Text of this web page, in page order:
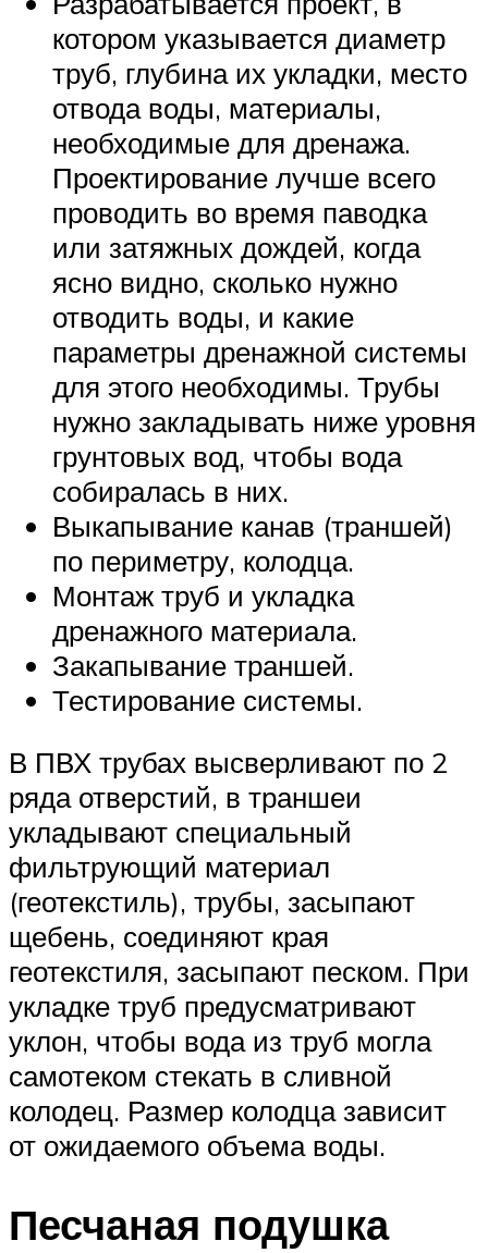
котором указывается диаметр
труб, глубина их укладки, место
отвода воды, материалы,
необходимые для дренажа.
Проектирование лучше всего
проводить во время паводка
или затяжных дождей, когда
ясно видно, сколько нужно
отводить воды, и какие
параметры дренажной системы
для этого необходимы. Трубы
нужно закладывать ниже уровня
грунтовых вод, чтобы вода
собиралась в них.
Выкапывание канав (траншей)
по периметру, колодца.
Монтаж труб и укладка
дренажного материала.
Закапывание траншей.
Тестирование системы.
В ПВХ трубах высверливают по 2
ряда отверстий, в траншеи
укладывают специальный
фильтрующий материал
(геотекстиль), трубы, засыпают
щебень, соединяют края
геотекстиля, засыпают песком. При
укладке труб предусматривают
уклон, чтобы вода из труб могла
самотеком стекать в сливной
колодец. Размер колодца зависит
от ожидаемого объема воды.
Песчаная подушка